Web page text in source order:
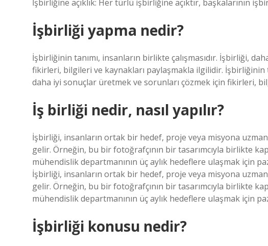
İşbirliğine açıklık: Her türlü işbirliğine açıktır, başkalarının
İşbirliği yapma nedir?
İşbirliğinin tanımı, insanların birlikte çalışmasıdır. İşbirliği,
fikirleri, bilgileri ve kaynakları paylaşmakla ilgilidir. İşbirliğinin
daha iyi sonuçlar üretmek ve sorunları çözmek için fikirleri,
İş birliği nedir, nasıl yapılır?
İşbirliği, insanların ortak bir hedef, proje veya misyona
gelir. Örneğin, bu bir fotoğrafçının bir tasarımcıyla birlikte
mühendislik departmanının üç aylık hedeflere ulaşmak için
İşbirliği, insanların ortak bir hedef, proje veya misyona
gelir. Örneğin, bu bir fotoğrafçının bir tasarımcıyla birlikte
mühendislik departmanının üç aylık hedeflere ulaşmak için
İşbirliği konusu nedir?